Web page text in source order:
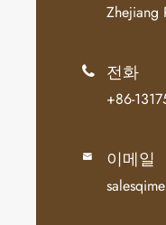
Zhejiang
 전화
+86-
 이메일